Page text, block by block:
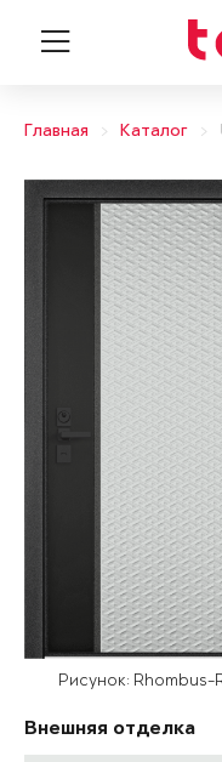
Главная Каталог
Рисунок: Rhombus-
Внешняя отделка